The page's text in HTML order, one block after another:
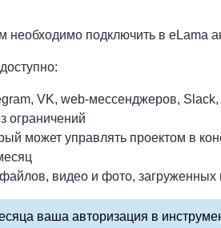
необходимо подключить в eLama
VK, web-мессенджеров,
ограничений
может управлять проектом в
видео и фото, загруженных
ваша авторизация в